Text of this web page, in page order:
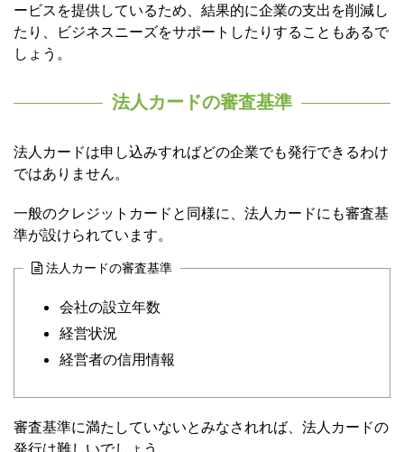
ービスを提供しているため、結果的に企業の支出を削減し
たり、ビジネスニーズをサポートしたりすることもあるで
しょう。
法人カードの審査基準
法人カードは申し込みすればどの企業でも発行できるわけ
ではありません。
一般のクレジットカードと同様に、法人カードにも審査基
準が設けられています。
法人カードの審査基準
会社の設立年数
経営状況
経営者の信用情報
審査基準に満たしていないとみなされれば、法人カードの